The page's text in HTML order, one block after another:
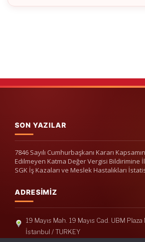
SON YAZILAR
7846 Sayılı Cumhurbaşkanı Kararı
Edilmeyen Katma Değer Vergisi Bildirimine
SGK İş Kazaları ve Meslek Hastalıkları
ADRESIMIZ
19 Mayıs Mah. 19 Mayıs Cad. UBM
İstanbul / TURKEY